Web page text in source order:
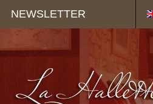
NEWSLETTER
Panneau de gestion des